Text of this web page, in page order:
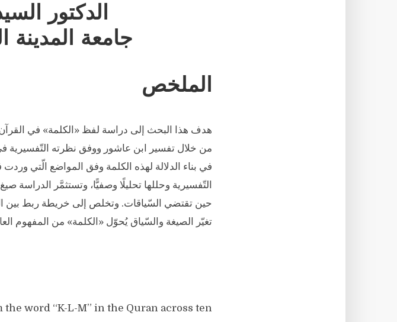
الدكتور
جامعة المدينة
الملخص
هدف هذا البحث إلى دراسة لفظ «الكلمة» في
من خلال تفسير ابن عاشور ووفق نظرته التّفسيرية
في بناء الدلالة لهذه الكلمة وفق المواضع الّتي
التّفسيرية وحللها تحليلًا وصفيًّا، وتستثمَّر الدراسة
حين تقتضي السّياقات. وتخلص إلى خريطة ربط بين
تغيّر الصيغة والسّياق يُحوّل «الكلمة» من المفهوم
word “K-L-M” in the Quran across ten